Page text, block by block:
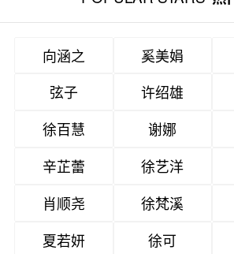
向涵之 奚美娟
弦子
许绍雄
徐百慧
谢娜
辛芷蕾
徐艺洋
肖顺尧
徐梵溪
夏若妍
徐可